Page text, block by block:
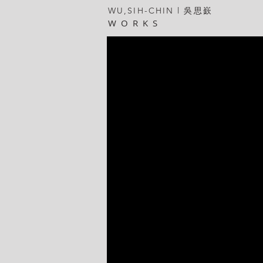
WU,SIH-CHIN l 吳思嶔
W O R K S